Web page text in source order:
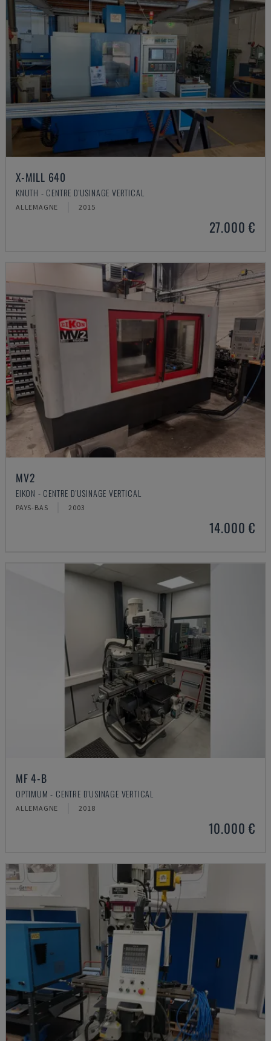
X-MILL 640
KNUTH - CENTRE D'USINAGE VERTICAL
ALLEMAGNE 2015
27.000 €
MV2
EIKON - CENTRE D'USINAGE VERTICAL
PAYS-BAS 2003
14.000 €
MF 4-B
OPTIMUM - CENTRE D'USINAGE VERTICAL
ALLEMAGNE 2018
10.000 €